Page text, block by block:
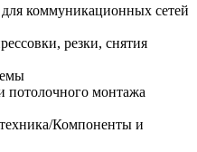
коммуникационных сетей
резки, снятия
потолочного монтажа
Компоненты и